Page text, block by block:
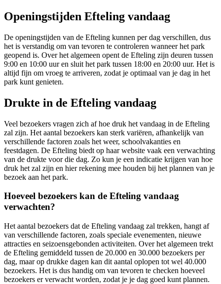
Openingstijden Efteling vandaag
De openingstijden van de Efteling kunnen per dag verschillen, dus
het is verstandig om van tevoren te controleren wanneer het park
geopend is. Over het algemeen opent de Efteling zijn deuren tussen
9:00 en 10:00 uur en sluit het park tussen 18:00 en 20:00 uur. Het is
altijd fijn om vroeg te arriveren, zodat je optimaal van je dag in het
park kunt genieten.
Drukte in de Efteling vandaag
Veel bezoekers vragen zich af hoe druk het vandaag in de Efteling
zal zijn. Het aantal bezoekers kan sterk variëren, afhankelijk van
verschillende factoren zoals het weer, schoolvakanties en
feestdagen. De Efteling biedt op haar website vaak een verwachting
van de drukte voor die dag. Zo kun je een indicatie krijgen van hoe
druk het zal zijn en hier rekening mee houden bij het plannen van je
bezoek aan het park.
Hoeveel bezoekers kan de Efteling vandaag
verwachten?
Het aantal bezoekers dat de Efteling vandaag zal trekken, hangt af
van verschillende factoren, zoals speciale evenementen, nieuwe
attracties en seizoensgebonden activiteiten. Over het algemeen trekt
de Efteling gemiddeld tussen de 20.000 en 30.000 bezoekers per
dag, maar op drukke dagen kan dit aantal oplopen tot wel 40.000
bezoekers. Het is dus handig om van tevoren te checken hoeveel
bezoekers er verwacht worden, zodat je je dag goed kunt plannen.